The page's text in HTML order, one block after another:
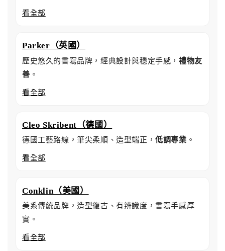
看全部
Parker（英國）
歷史悠久的書寫品牌，經典設計與穩定手感， 禮物友
善 。
看全部
Cleo Skribent（德國）
德國工藝路線，筆尖柔順、造型端正，低調專業 。
看全部
Conklin（美國）
美系傳統品牌，造型復古、有辨識度，書寫手感厚
實。
看全部